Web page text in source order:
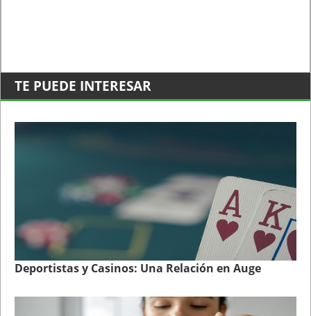
TE PUEDE INTERESAR
Deportistas y Casinos: Una Relación en Auge